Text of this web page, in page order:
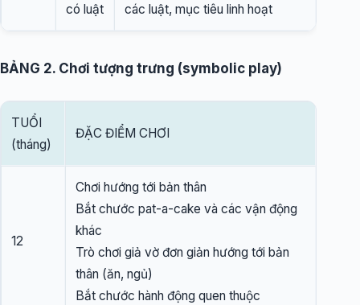
có luật
các luật, mục tiêu linh hoạt
BẢNG 2. Chơi tượng trưng (symbolic play)
TUỔI
(tháng)
ĐẶC ĐIỂM CHƠI
12
Chơi hướng tới bản thân
Bắt chước pat-a-cake và các vận động
khác
Trò chơi giả vờ đơn giản hướng tới bản
thân (ăn, ngủ)
Bắt chước hành động quen thuộc